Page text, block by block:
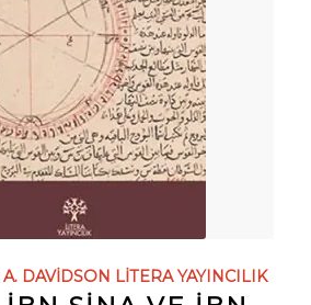
DAVIDSON LITERA YAYINCILIK